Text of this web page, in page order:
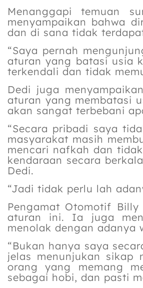
Menanggapi temuan
menyampaikan bahwa
dan di sana tidak
“Saya pernah
aturan yang batasi usia
terkendali dan tidak
Dedi juga
aturan yang membatasi
akan sangat terbebani
“Secara pribadi saya
masyarakat masih
mencari nafkah dan
kendaraan secara
Dedi.
“Jadi tidak perlu lah
Pengamat Otomotif
aturan ini. Ia juga
menolak dengan adanya
“Bukan hanya saya
jelas menunjukan
orang yang memang
sebagai hobi, dan pasti